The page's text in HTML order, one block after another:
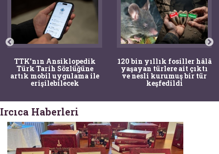
TTK'nın Ansiklopedik
Türk Tarih Sözlüğüne
artık mobil uygulama ile
erişilebilecek
120 bin yıllık fosiller hâlâ
yaşayan türlere ait çıktı
ve nesli kurumuş bir tür
keşfedildi
Ircıca Haberleri